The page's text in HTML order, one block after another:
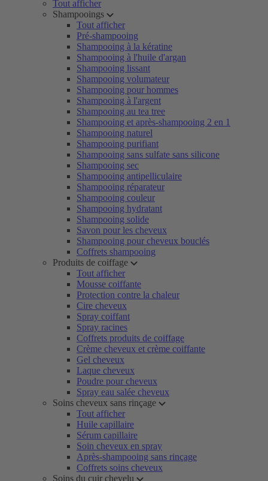
Tout afficher
Shampooings
Tout afficher
Pré-shampooing
Shampooing à la kératine
Shampooing à l'huile d'argan
Shampooing lissant
Shampooing volumateur
Shampooing pour hommes
Shampooing à l'argent
Shampooing au tea tree
Shampooing et après-shampooing 2 en 1
Shampooing naturel
Shampooing purifiant
Shampooing sans sulfate sans silicone
Shampooing sec
Shampooing antipelliculaire
Shampooing réparateur
Shampooing couleur
Shampooing hydratant
Shampooing solide
Savon pour les cheveux
Shampooing pour cheveux bouclés
Coffrets shampooing
Produits de coiffage
Tout afficher
Mousse coiffante
Protection contre la chaleur
Cire cheveux
Spray coiffant
Spray racines
Coffrets produits de coiffage
Crème cheveux et crème coiffante
Gel cheveux
Laque cheveux
Poudre pour cheveux
Spray eau salée cheveux
Soins cheveux sans rinçage
Tout afficher
Huile capillaire
Sérum capillaire
Soin cheveux en spray
Après-shampooing sans rinçage
Coffrets soins cheveux
Soins du cuir chevelu